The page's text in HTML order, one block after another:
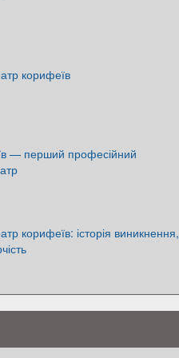
корифеїв
— перший професійний
корифеїв: історія виникнення,